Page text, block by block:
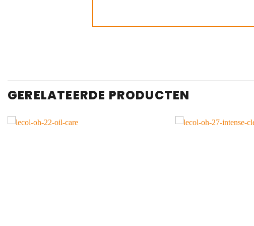
GERELATEERDE PRODUCTEN